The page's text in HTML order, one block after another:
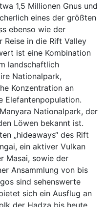
1,5 Millionen Gnus und
eines der größten
ebenso wie der
in die Rift Valley
ist eine Kombination
landschaftlich
Nationalpark,
Konzentration an
Elefantenpopulation.
Nationalpark, der
Löwen bekannt ist.
„hideaways“ des Rift
ein aktiver Vulkan
Masai, sowie der
Ansammlung von bis
sind sehenswerte
sich ein Ausflug an
der Hadza bis heute